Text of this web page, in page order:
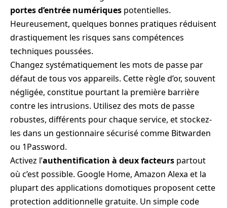
portes d’entrée numériques potentielles.
Heureusement, quelques bonnes pratiques réduisent
drastiquement les risques sans compétences
techniques poussées.
Changez systématiquement les mots de passe par
défaut de tous vos appareils. Cette règle d’or, souvent
négligée, constitue pourtant la première barrière
contre les intrusions. Utilisez des mots de passe
robustes, différents pour chaque service, et stockez-
les dans un gestionnaire sécurisé comme Bitwarden
ou 1Password.
Activez l’authentification à deux facteurs partout
où c’est possible. Google Home, Amazon Alexa et la
plupart des applications domotiques proposent cette
protection additionnelle gratuite. Un simple code